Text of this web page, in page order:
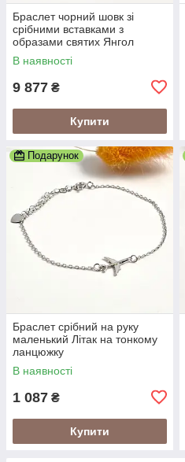
Браслет чорний шовк зі
срібними вставками з
образами святих Янгол
Охоронець
В наявності
9 877 ₴
Купити
Подарунок
Браслет срібний на руку
маленький Літак на тонкому
ланцюжку
В наявності
1 087 ₴
Купити